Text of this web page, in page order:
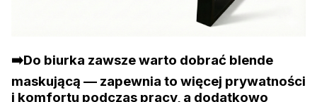
➡️Do biurka zawsze warto dobrać blende
maskującą — zapewnia to więcej prywatności
i komfortu podczas pracy, a dodatkowo